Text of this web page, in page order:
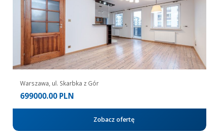
Warszawa, ul. Skarbka z Gór
699000.00 PLN
Zobacz ofertę